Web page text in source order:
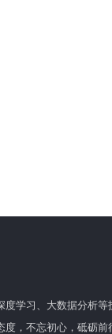
度学习、大数据分析
度，不忘初心，砥砺前